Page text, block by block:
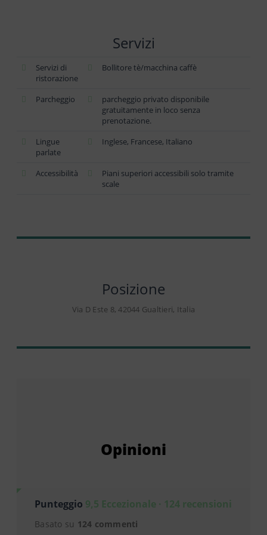
Servizi
Servizi di
ristorazione
Bollitore tè/macchina caffè
Parcheggio
parcheggio privato disponibile
gratuitamente in loco senza
prenotazione.
Lingue
parlate
Inglese, Francese, Italiano
Accessibilità
Piani superiori accessibili solo tramite
scale
Posizione
Via D Este 8, 42044 Gualtieri, Italia
Opinioni
Punteggio 9,5 Eccezionale · 124 recensioni
Basato su 124 commenti